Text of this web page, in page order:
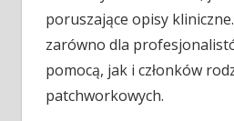
poruszające opisy
zarówno dla
pomocą, jak i członków
patchworkowych.